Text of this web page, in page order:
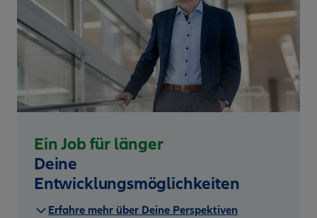
Ein Job für länger
Deine
Entwicklungsmöglichkeiten
Erfahre mehr über Deine Perspektiven